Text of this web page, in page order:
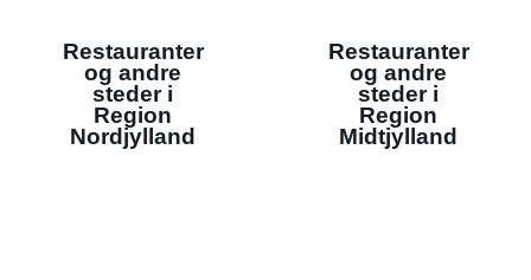
Restauranter
og andre
steder i
Region
Nordjylland
Restauranter
og andre
steder i
Region
Midtjylland